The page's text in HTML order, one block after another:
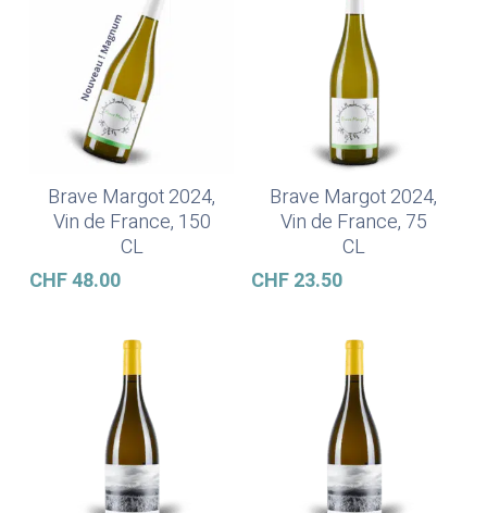
In Den Warenkorb
Brave Margot 2024,
Vin de France, 150
CL
CHF48.00
In Den Warenkorb
Brave Margot 2024,
Vin de France, 75
CL
CHF23.50